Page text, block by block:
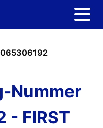
065306192
Nummer
- FIRST